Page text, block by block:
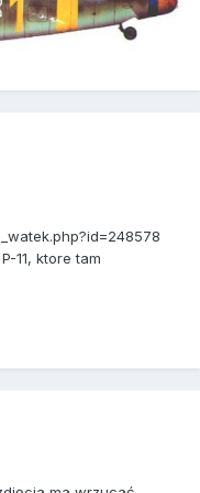
11, ktore tam